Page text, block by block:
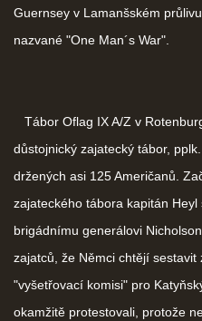
Guernsey v Lamanšském
nazvané "One Man´s War".
Tábor Oflag IX A/Z v
důstojnický zajatecký tábor,
držených asi 125 Američanů.
zajateckého tábora kapitán
brigádnímu generálovi
zajatců, že Němci chtějí
"vyšetřovací komisi" pro
okamžitě protestovali, protože